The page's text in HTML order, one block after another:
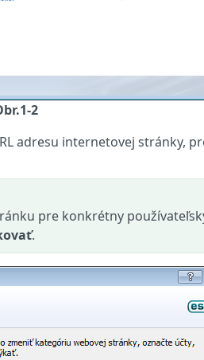
2
adresu internetovej stránky,
pre konkrétny
.